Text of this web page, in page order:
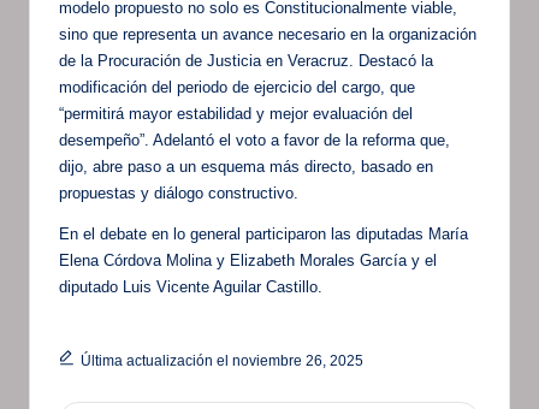
modelo propuesto no solo es Constitucionalmente viable,
sino que representa un avance necesario en la organización
de la Procuración de Justicia en Veracruz. Destacó la
modificación del periodo de ejercicio del cargo, que
“permitirá mayor estabilidad y mejor evaluación del
desempeño”. Adelantó el voto a favor de la reforma que,
dijo, abre paso a un esquema más directo, basado en
propuestas y diálogo constructivo.
En el debate en lo general participaron las diputadas María
Elena Córdova Molina y Elizabeth Morales García y el
diputado Luis Vicente Aguilar Castillo.
Última actualización el noviembre 26, 2025